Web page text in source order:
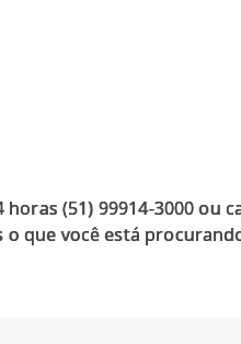
(51) 99914-3000 ou
que você está